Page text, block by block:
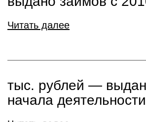
Читать далее
тыс. рублей ―
начала